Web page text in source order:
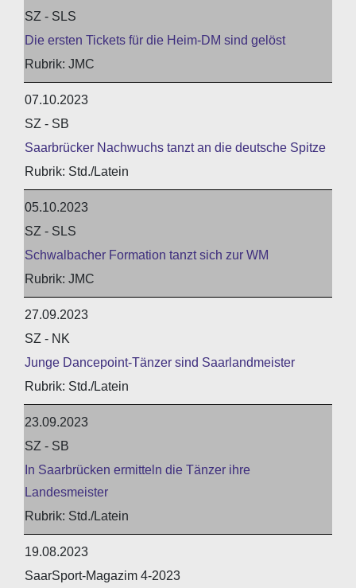
SZ - SLS
Die ersten Tickets für die Heim-DM sind gelöst
JMC
07.10.2023
SZ - SB
Saarbrücker Nachwuchs tanzt an die deutsche Spitze
Std./Latein
05.10.2023
SZ - SLS
Schwalbacher Formation tanzt sich zur WM
JMC
27.09.2023
SZ - NK
Junge Dancepoint-Tänzer sind Saarlandmeister
Std./Latein
23.09.2023
SZ - SB
In Saarbrücken ermitteln die Tänzer ihre
Landesmeister
Std./Latein
19.08.2023
SaarSport-Magazim 4-2023